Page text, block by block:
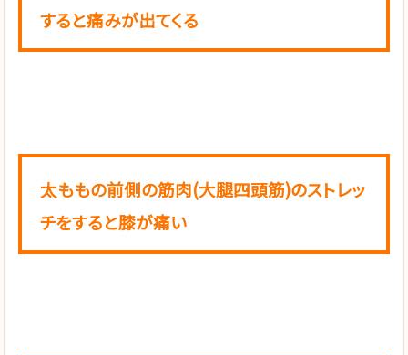
すると痛みが出てくる
太ももの前側の筋肉(大腿四頭筋)のストレッ
チをすると膝が痛い